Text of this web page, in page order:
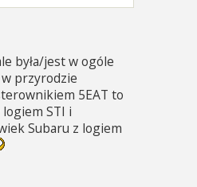
była/jest w ogóle
w przyrodzie
5EAT to
STI i
Subaru z logiem